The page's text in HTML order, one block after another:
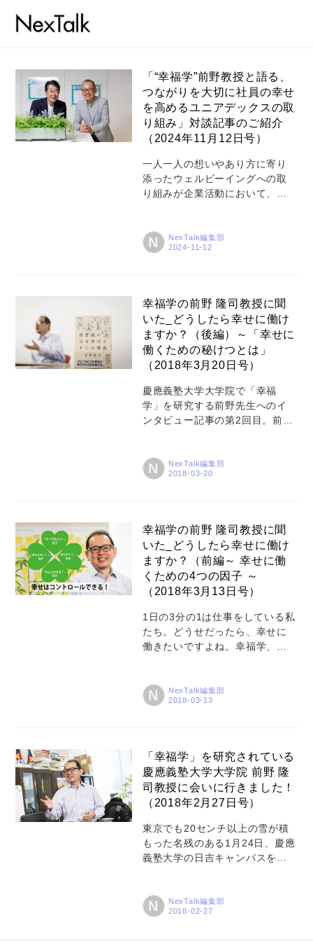
運営会社
登録
「“幸福学”前野教授と語る、
つながりを大切に社員の幸せ
を高めるユニアデックスの取
り組み」対談記事のご紹介
（2024年11月12日号）
一人一人の想いやあり方に寄り
添ったウェルビーイングへの取
り組みが企業活動において、重
より働きがいのある職場環境を
実現するために試行錯誤しなが
ビーイングや幸福学研究の第一
人者である慶應義塾大学教授の
前野隆司さんをお招きして、ユ
ニアデックス常務執行役員 橋本
博文と対談させていただきまし
た。専門家の視点から当社の取
り組みについて、どのような効
果が期待できるか、改善点や工
夫したらよい点などのご意見を
ら、日々の業務で生まれた...
N NexTalk編集部
幸福学の前野 隆司教授に聞
いた_どうしたら幸せに働け
ますか？（後編）～「幸せに
働くための秘けつとは」
（2018年3月20日号）
慶應義塾大学大学院で「幸福
学」を研究する前野先生へのイ
ンタビュー記事の第2回目。前編
うお話を伺いました。今回は、
私たちが実際に働く場面でどの
お話を伺いました。 生産性向上
のためには、従業員の「幸福
度」を上げる ― 「働く幸せ」に
ついてお伺いしたいと思いま
す。最近、メディアで「働き方
改革」という文字を見ない日は
ないぐらいですが、働き方改革
は、私たちを幸せにしてくれる
のでしょうか。 政府が推進する
ための働き方改革」といった記...
N NexTalk編集部
幸福学の前野 隆司教授に聞
いた_どうしたら幸せに働け
ますか？（前編～ 幸せに働
くための4つの因子 ～
（2018年3月13日号）
1日の3分の1は仕事をしている私
たち。どうせだったら、幸せに
働きたいですよね。幸福学、感
ど著書も多い慶應義塾大学大学
院システムデザイン・マネジメ
せに働く秘けつ」について、お
話を伺いました。前編・後編に
分けてお伝えします！ 今回はそ
の前編です。 ロボット開発から
幸福学へ ― 前野先生は、もとも
と工学博士として長年ロボット
の開発などに携わっていらっし
ゃいました。どういう経緯で幸
科学の研究者として、ロボット
に関する触覚や心の研究...
N NexTalk編集部
「幸福学」を研究されている
慶應義塾大学大学院 前野 隆
司教授に会いに行きました！
（2018年2月27日号）
東京でも20センチ以上の雪が積
もった名残のある1月24日、慶應
義塾大学の日吉キャンパスを訪
應義塾大学大学院システムデザ
イン・マネジメント研究科 研究
N NexTalk編集部